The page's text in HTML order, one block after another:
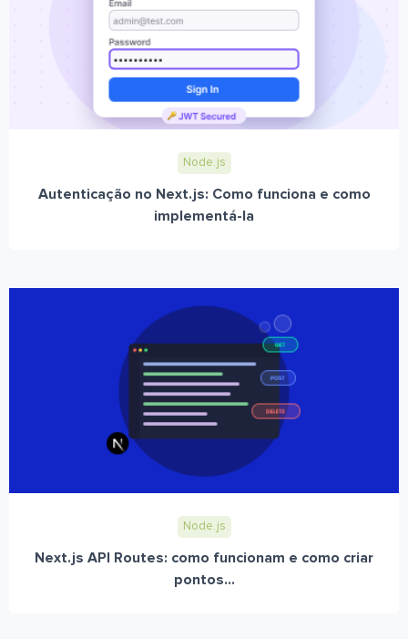
Node.js
Autenticação no Next.js: Como funciona e como
implementá-la
Node.js
Next.js API Routes: como funcionam e como criar
pontos...